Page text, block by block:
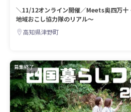
＼11/12オンライン開催／Meets奥四万十
地域おこし協力隊のリアル～
高知県津野町
募集終了